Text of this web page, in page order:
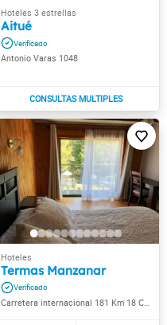
Aitué
Antonio Varas 1048
Termas Manzanar
Carretera internacional 181 Km 18 Curacautín